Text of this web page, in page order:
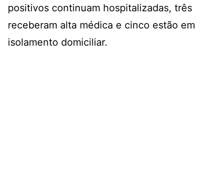
positivos continuam hospitalizadas, três
receberam alta médica e cinco estão em
isolamento domiciliar.